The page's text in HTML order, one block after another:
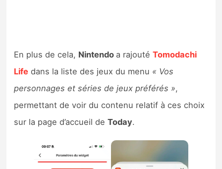
En plus de cela, Nintendo a rajoutéTomodachi
Life dans la liste des jeux du menu « Vos
personnages et séries de jeux préférés »,
permettant de voir du contenu relatif à ces choix
sur la page d’accueil deToday.